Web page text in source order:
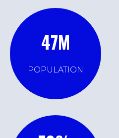
47M
POPULATION